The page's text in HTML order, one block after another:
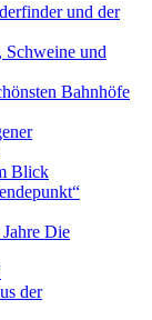
und der
Schweine und
Bahnhöfe
Blick
Die
der